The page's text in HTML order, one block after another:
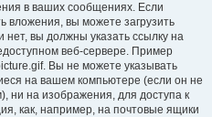
в ваших сообщениях. Если
вложения, вы можете загрузить
вы должны указать ссылку на
веб-сервере. Пример
Вы не можете указывать
на вашем компьютере (если он не
ни на изображения, для доступа к
как, например, на почтовые ящики